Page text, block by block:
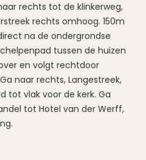
rechts tot de klinkerweg,
rechts omhoog. 150m
na de ondergrondse
tussen de huizen
en volgt rechtdoor
naar rechts, Langestreek,
tot vlak voor de kerk. Ga
tot Hotel van der Werff,